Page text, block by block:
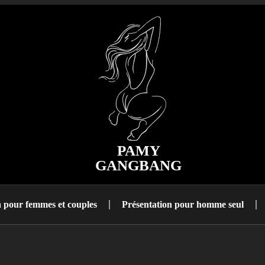
PAMY
GANGBANG
pour femmes et couples Présentation pour homme seul